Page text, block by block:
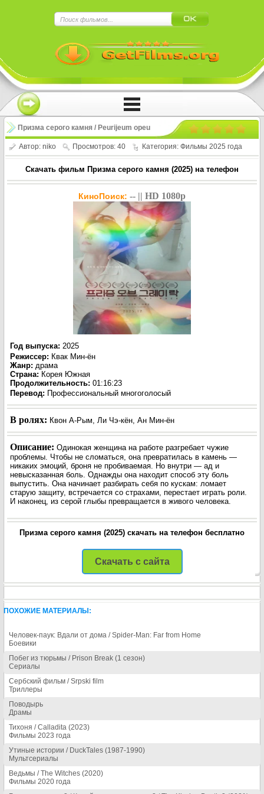
Призма серого камня / Peurijeum opeu
geurei rak (2025)
Автор: niko Просмотров: 40 Категория: Фильмы 2025 года
Скачать фильм Призма серого камня (2025) на телефон
КиноПоиск: -- || HD 1080p
Год выпуска: 2025
Режиссер: Квак Мин-ён
Жанр: драма
Страна: Корея Южная
Продолжительность: 01:16:23
Перевод: Профессиональный многоголосый
В ролях: Квон А-Рым, Ли Чэ-кён, Ан Мин-ён
Описание: Одинокая женщина на работе разгребает чужие
проблемы. Чтобы не сломаться, она превратилась в камень —
никаких эмоций, броня не пробиваемая. Но внутри — ад и
невысказанная боль. Однажды она находит способ эту боль
выпустить. Она начинает разбирать себя по кускам: ломает
старую защиту, встречается со страхами, перестает играть роли.
И наконец, из серой глыбы превращается в живого человека.
Призма серого камня (2025) скачать на телефон бесплатно
Нажмите на
!!!Если Вы с телефона сперва нажмите на
троеточие в правом верхнем углу!!!
Скачать с сайта
ПОХОЖИЕ МАТЕРИАЛЫ:
Человек-паук: Вдали от дома / Spider-Man: Far from Home
Боевики
Побег из тюрьмы / Prison Break (1 сезон)
Сериалы
Сербский фильм / Srpski film
Триллеры
Поводырь
Драмы
Тихоня / Calladita (2023)
Фильмы 2023 года
Утиные истории / DuckTales (1987-1990)
Мультсериалы
Ведьмы / The Witches (2020)
Фильмы 2020 года